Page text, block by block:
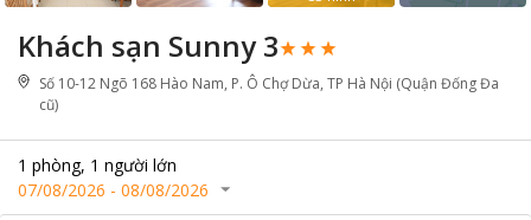
Khách sạn Sunny 3
Số 10-12 Ngõ 168 Hào Nam, P. Ô Chợ Dừa, TP Hà Nội (Quận Đống Đa
cũ)
1 phòng, 1 người lớn
07/08/2026 - 08/08/2026